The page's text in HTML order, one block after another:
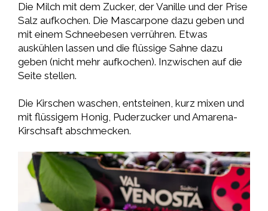
Die Milch mit dem Zucker, der Vanille und der Prise
Salz aufkochen. Die Mascarpone dazu geben und
mit einem Schneebesen verrühren. Etwas
auskühlen lassen und die flüssige Sahne dazu
geben (nicht mehr aufkochen). Inzwischen auf die
Seite stellen.
Die Kirschen waschen, entsteinen, kurz mixen und
mit flüssigem Honig, Puderzucker und Amarena-
Kirschsaft abschmecken.